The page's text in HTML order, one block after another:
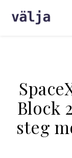
Block
steg